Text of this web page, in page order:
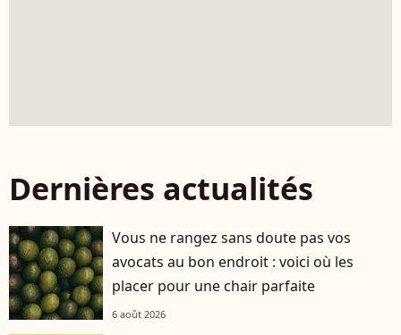
Dernières actualités
Vous ne rangez sans doute pas vos
avocats au bon endroit : voici où les
placer pour une chair parfaite
6 août 2026